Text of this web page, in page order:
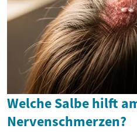
Welche Salbe hilft
Nervenschmerzen?